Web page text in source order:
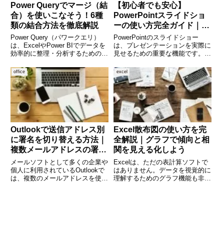
Power Queryでマージ（結
合）を使いこなそう！6種
類の結合方法を徹底解説
Power Query（パワークエリ）
は、ExcelやPower BIでデータを
効率的に整理・分析するための強
（結合）」は、複数のテーブルを
一つにまとめる際に欠かせない操
作です。しかし、マージには「左
外部結合」や
【初心者でも安心】
PowerPointスライドショ
ーの使い方完全ガイド｜設
定・操作・トラブル対処ま
で徹底解説
PowerPointのスライドショー
は、プレゼンテーションを実際に
見せるための重要な機能です。資
うに見せるかによって伝わり方は
大きく変わります。しかし、「ス
ライドショーの開始方法がわから
ない」「うまく操作できな
office
Outlookで送信アドレス別
に署名を切り替える方法｜
複数メールアドレスの署名
設定をわかりやすく解説
メールソフトとして多くの企業や
個人に利用されているOutlookで
は、複数のメールアドレスを使い
excel
Excel散布図の使い方を完
全解説｜グラフで傾向と相
関を見える化しよう
Excelは、ただの表計算ソフトで
はありません。データを視覚的に
理解するためのグラフ機能も非常